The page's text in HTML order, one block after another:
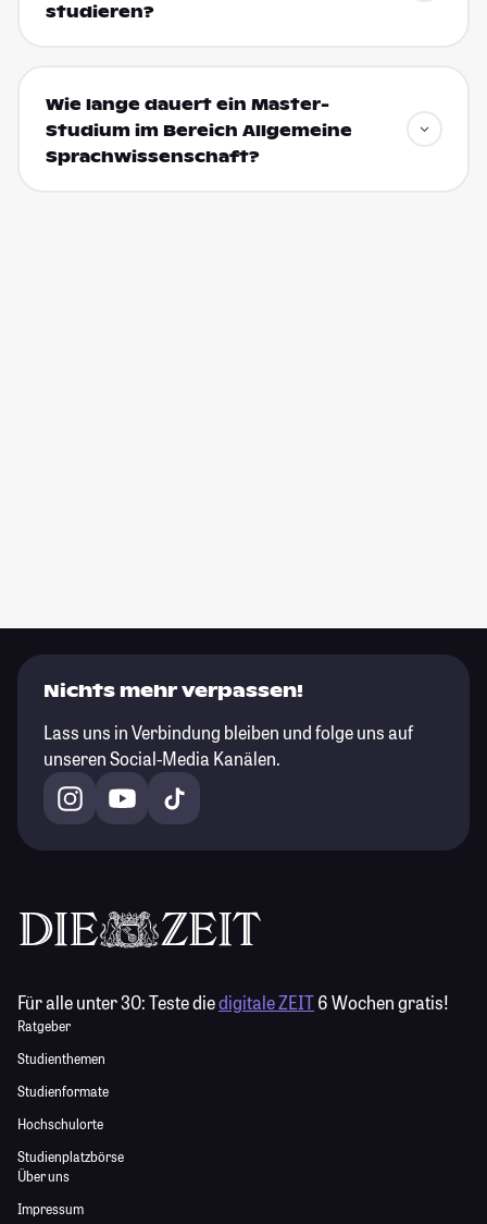
studieren?
Wie lange dauert ein Master-
Studium im Bereich Allgemeine
Sprachwissenschaft?
Nichts mehr verpassen!
Lass uns in Verbindung bleiben und folge uns auf
unseren Social-Media Kanälen.
Für alle unter 30:Teste diedigitale ZEIT6 Wochen gratis!
Ratgeber
Studienthemen
Studienformate
Hochschulorte
Studienplatzbörse
Über uns
Impressum